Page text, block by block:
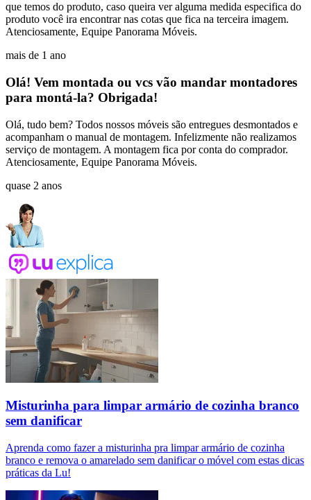
que temos do produto, caso queira ver alguma medida especifica do
produto você ira encontrar nas cotas que fica na terceira imagem.
Atenciosamente, Equipe Panorama Móveis.
mais de 1 ano
Olá! Vem montada ou vcs vão mandar montadores
para montá-la? Obrigada!
Olá, tudo bem? Todos nossos móveis são entregues desmontados e
acompanham o manual de montagem. Infelizmente não realizamos
serviço de montagem. A montagem fica por conta do comprador.
Atenciosamente, Equipe Panorama Móveis.
quase 2 anos
Misturinha para limpar armário de cozinha branco
sem danificar
Aprenda como fazer a misturinha pra limpar armário de cozinha
branco e remova o amarelado sem danificar o móvel com estas dicas
práticas da Lu!